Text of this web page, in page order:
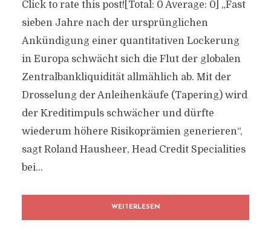
Click to rate this post![Total: 0 Average: 0] „Fast
sieben Jahre nach der ursprünglichen
Ankündigung einer quantitativen Lockerung
in Europa schwächt sich die Flut der globalen
Zentralbankliquidität allmählich ab. Mit der
Drosselung der Anleihenkäufe (Tapering) wird
der Kreditimpuls schwächer und dürfte
wiederum höhere Risikoprämien generieren“,
sagt Roland Hausheer, Head Credit Specialities
bei...
WEITERLESEN